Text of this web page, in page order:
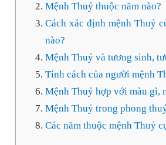
Mệnh Thuỷ thuộc năm nào?
Cách xác định mệnh Thuỷ
nào?
Mệnh Thuỷ và tương sinh,
Tính cách của người mệnh
Mệnh Thuỷ hợp với màu gì,
Mệnh Thuỷ trong phong
Các năm thuộc mệnh Thuỷ